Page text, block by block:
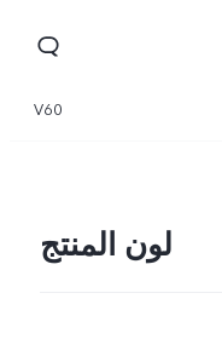
V60
لون المنتج